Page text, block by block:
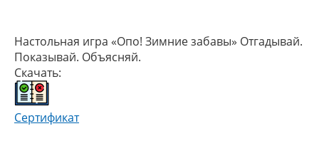
Настольная игра «Опо! Зимние забавы» Отгадывай.
Показывай. Объясняй.
Скачать:
Сертификат